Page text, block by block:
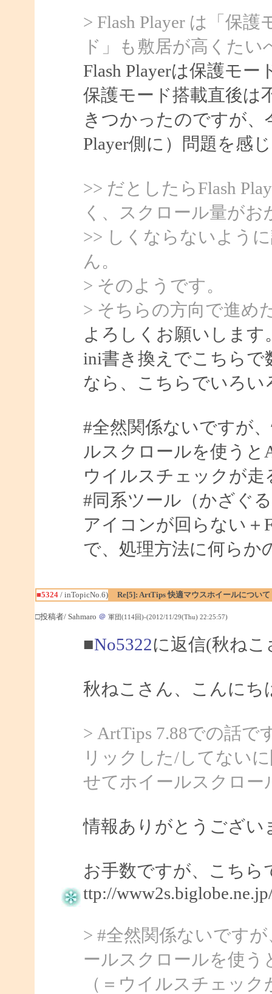
> Flash Player は「保
ド」も敷居が高くたい
Flash Playerは保護モ
保護モード搭載直後は
きつかったのですが、
Player側に）問題を感
>> だとしたらFlash
く、スクロール量がお
>> しくならないよう
ん。
> そのようです。
> そちらの方向で進め
よろしくお願いします
ini書き換えでこちらで
なら、こちらでいろい
#全然関係ないですが
ルスクロールを使うと
ウイルスチェックが走
#同系ツール（かざぐ
アイコンが回らない＋
で、処理方法に何らか
■5324/ inTopicNo.6) Re[5]: ArtTips 快適マウスホイールについて
□投稿者/ Sahmaro ＠ 軍団(114回)-(2012/11/29(Thu) 22:25:57)
■No5322に返信(秋ね
秋ねこさん、こんにち
> ArtTips 7.88での話で
リックした/してない
せてホイールスクロー
情報ありがとうござい
お手数ですが、こちら
ttp://
> #全然関係ないです
ールスクロールを使う
（＝ウイルスチェッ